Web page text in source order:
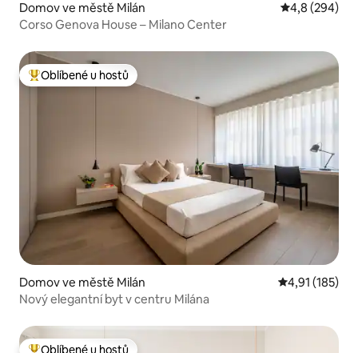
Domov ve městě Milán Průměrné
4,8 (294)
Corso Genova House – Milano Center
Nejlepší v kategorii Oblíbené u hostů
Oblíbené u hostů
Domov ve městě Milán Průměrné
4,91 (185)
Nový elegantní byt v centru Milána
Oblíbené u hostů